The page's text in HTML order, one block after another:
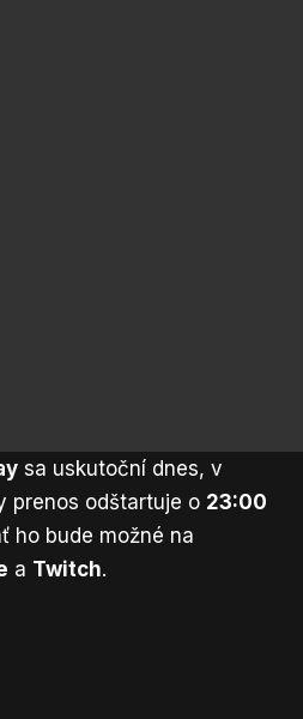
sa uskutoční dnes, v
prenos odštartuje o 23:00
ho bude možné na
a Twitch.